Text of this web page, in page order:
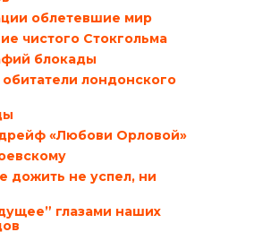
облетевшие мир
чистого Стокгольма
блокады
лондонского
«Любови Орловой»
дожить не успел, ни
глазами наших